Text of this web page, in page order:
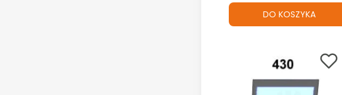
DO KOSZYKA